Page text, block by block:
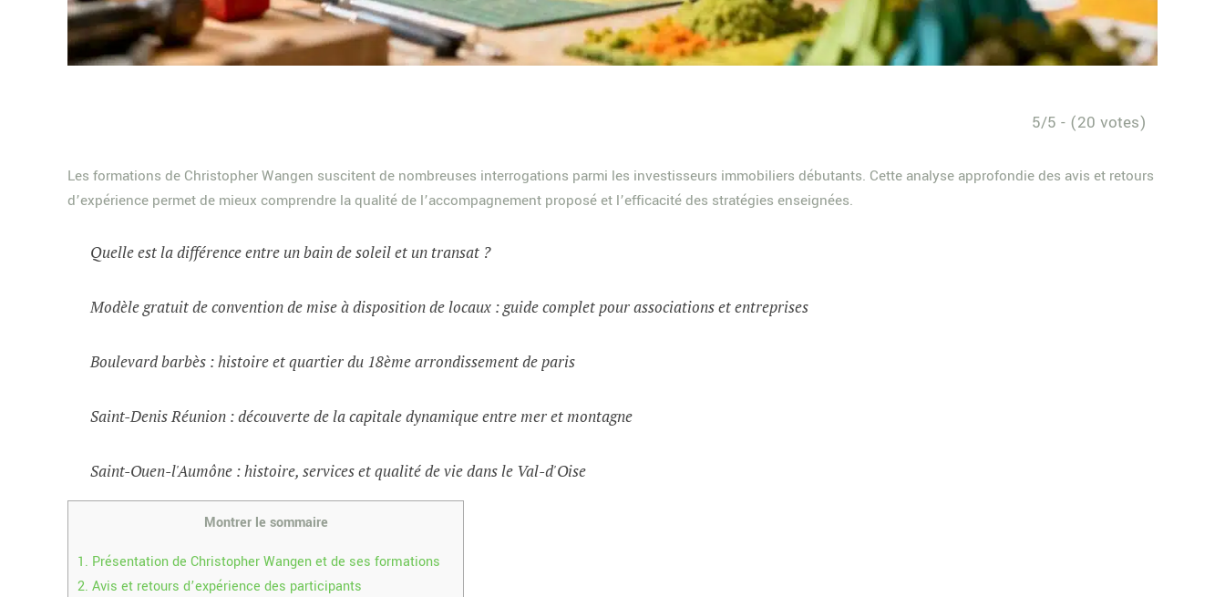
5/5 - (20 votes)
Les formations de Christopher Wangen suscitent de nombreuses interrogations parmi les investisseurs immobiliers débutants. Cette analyse approfondie des avis et retours
d’expérience permet de mieux comprendre la qualité de l’accompagnement proposé et l’efficacité des stratégies enseignées.
Quelle est la différence entre un bain de soleil et un transat ?
Modèle gratuit de convention de mise à disposition de locaux : guide complet pour associations et entreprises
Boulevard barbès : histoire et quartier du 18ème arrondissement de paris
Saint-Denis Réunion : découverte de la capitale dynamique entre mer et montagne
Saint-Ouen-l'Aumône : histoire, services et qualité de vie dans le Val-d'Oise
Montrer le sommaire
1. Présentation de Christopher Wangen et de ses formations
2. Avis et retours d’expérience des participants